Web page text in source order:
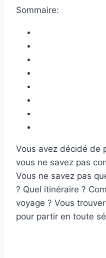
Sommaire:
Vous avez décidé de
vous ne savez pas
Vous ne savez pas
? Quel itinéraire ?
voyage ? Vous
pour partir en toute